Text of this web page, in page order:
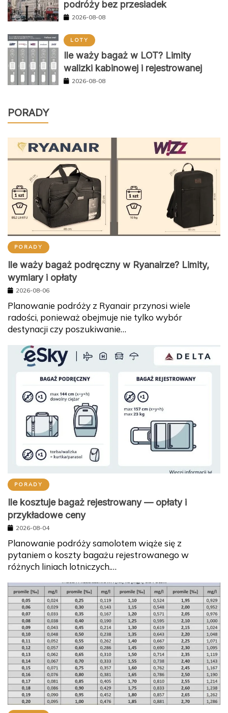
podróży bez przesiadek
2026-08-08
LOTY
Ile waży bagaż w LOT? Limity
walizki kabinowej i rejestrowanej
2026-08-08
PORADY
PORADY
Ile waży bagaż podręczny w Ryanairze? Limity,
wymiary i opłaty
2026-08-06
Planowanie podróży z Ryanair przynosi wiele
radości, ponieważ obejmuje nie tylko wybór
destynacji czy poszukiwanie…
PORADY
Ile kosztuje bagaż rejestrowany — opłaty i
przykładowe ceny
2026-08-04
Planowanie podróży samolotem wiąże się z
pytaniem o koszty bagażu rejestrowanego w
różnych liniach lotniczych.…